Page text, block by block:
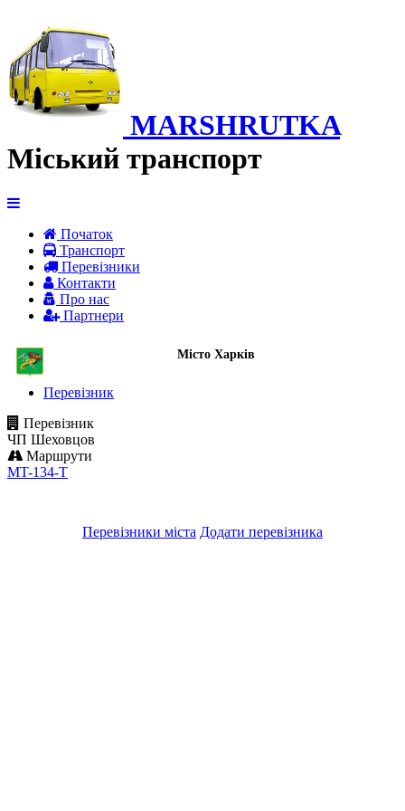
MARSHRUTKA
Міський транспорт
Початок
Транспорт
Перевiзники
Контакти
Про нас
Партнери
Місто Харків
Перевізник
Перевізник
ЧП Шеховцов
Маршрути
MT-134-Т
Перевізники міста Додати перевізника